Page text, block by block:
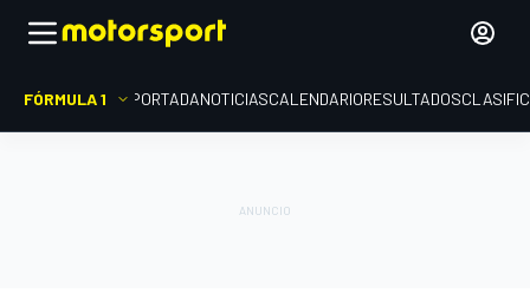
FÓRMULA 1 PORTADANOTICIASCALENDARIORESULTADOS